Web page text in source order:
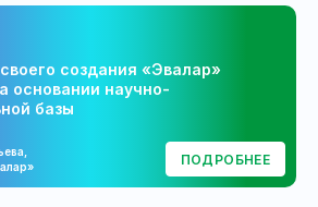
создания «Эвалар»
основании научно-
базы
ПОДРОБНЕЕ